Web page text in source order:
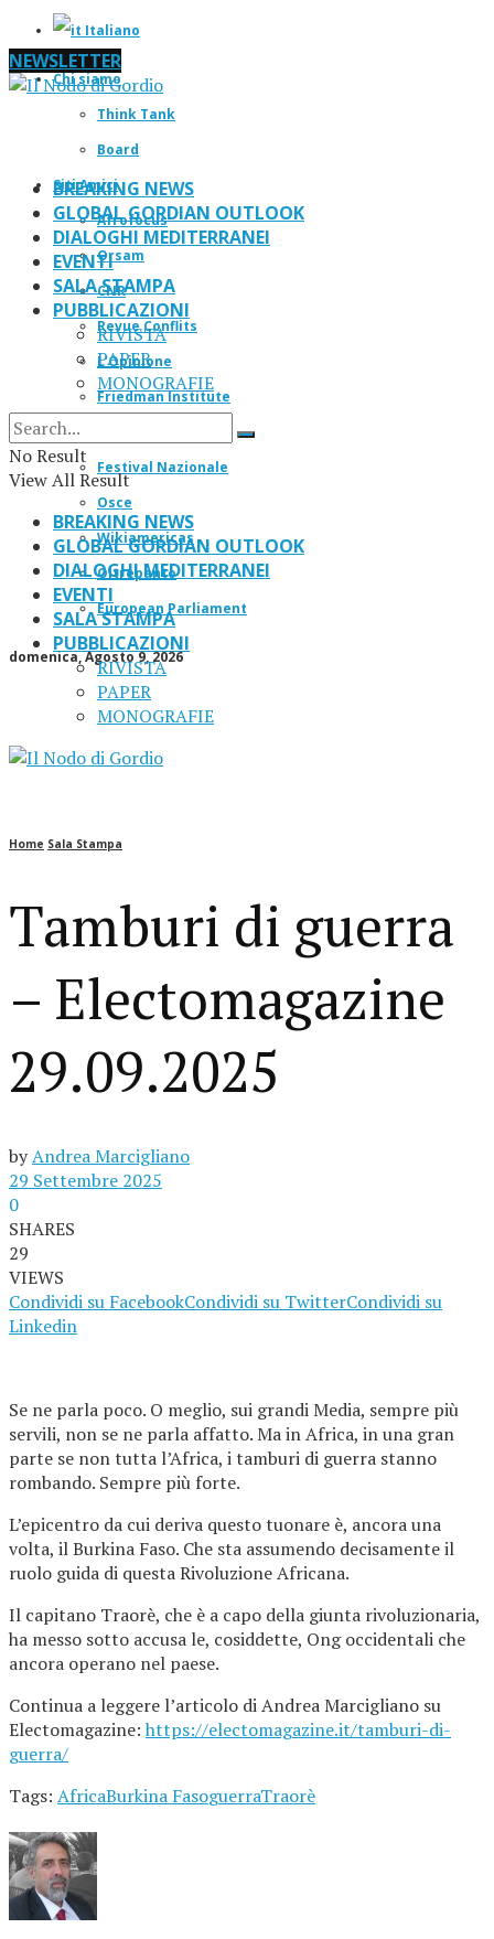
Italiano
Chi siamo
Think Tank
Board
Siti Amici
Afrofocus
Orsam
CNR
Revue Conflits
L’Opinione
Friedman Institute
Festival Nazionale
Osce
Wikiamericas
Oltrepanto
European Parliament
domenica, Agosto 9, 2026
NEWSLETTER
BREAKING NEWS
GLOBAL GORDIAN OUTLOOK
DIALOGHI MEDITERRANEI
EVENTI
SALA STAMPA
PUBBLICAZIONI
RIVISTA
PAPER
MONOGRAFIE
No Result
View All Result
BREAKING NEWS
GLOBAL GORDIAN OUTLOOK
DIALOGHI MEDITERRANEI
EVENTI
SALA STAMPA
PUBBLICAZIONI
RIVISTA
PAPER
MONOGRAFIE
Home Sala Stampa
Tamburi di guerra
– Electomagazine
29.09.2025
byAndrea Marcigliano
29 Settembre 2025
0
SHARES
29
VIEWS
Condividi su FacebookCondividi su TwitterCondividi su
Linkedin
Se ne parla poco. O meglio, sui grandi Media, sempre più
servili, non se ne parla affatto. Ma in Africa, in una gran
parte se non tutta l’Africa, i tamburi di guerra stanno
rombando. Sempre più forte.
L’epicentro da cui deriva questo tuonare è, ancora una
volta, il Burkina Faso. Che sta assumendo decisamente il
ruolo guida di questa Rivoluzione Africana.
Il capitano Traorè, che è a capo della giunta rivoluzionaria,
ha messo sotto accusa le, cosiddette, Ong occidentali che
ancora operano nel paese.
Continua a leggere l’articolo di Andrea Marcigliano su
Electomagazine: https://electomagazine.it/tamburi-di-
guerra/
Tags: AfricaBurkina FasoguerraTraorè